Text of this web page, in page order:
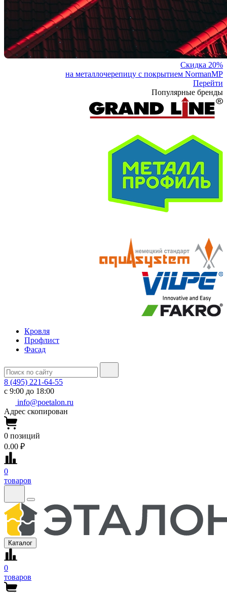
Скидка 20%
на металлочерепицу с покрытием NormanMP
Перейти
Популярные бренды
Кровля
Профлист
Фасад
8 (495) 221-64-55
с 9:00 до 18:00
info@poetalon.ru
Адрес скопирован
0 позиций
0.00 ₽
0
товаров
Каталог
0
товаров